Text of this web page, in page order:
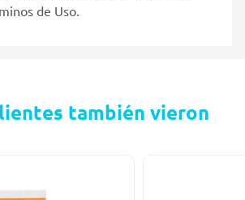
de Uso.
también vieron